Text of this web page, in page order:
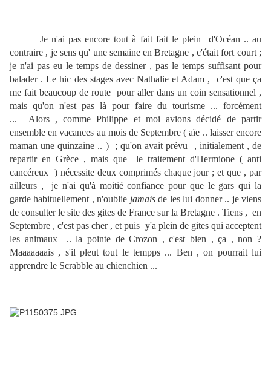
Je n'ai pas encore tout à fait fait le plein d'Océan .. au
contraire , je sens qu' une semaine en Bretagne , c'était fort court ;
je n'ai pas eu le temps de dessiner , pas le temps suffisant pour
balader . Le hic des stages avec Nathalie et Adam , c'est que ça
me fait beaucoup de route pour aller dans un coin sensationnel ,
mais qu'on n'est pas là pour faire du tourisme ... forcément
... Alors , comme Philippe et moi avions décidé de partir
ensemble en vacances au mois de Septembre ( aïe .. laisser encore
maman une quinzaine .. ) ; qu'on avait prévu , initialement , de
repartir en Grèce , mais que le traitement d'Hermione ( anti
cancéreux ) nécessite deux comprimés chaque jour ; et que , par
ailleurs , je n'ai qu'à moitié confiance pour que le gars qui la
garde habituellement , n'oublie jamaisde les lui donner .. je viens
de consulter le site des gites de France sur la Bretagne . Tiens , en
Septembre , c'est pas cher , et puis y'a plein de gites qui acceptent
les animaux .. la pointe de Crozon , c'est bien , ça , non ?
Maaaaaaais , s'il pleut tout le tempps ... Ben , on pourrait lui
apprendre le Scrabble au chienchien ...